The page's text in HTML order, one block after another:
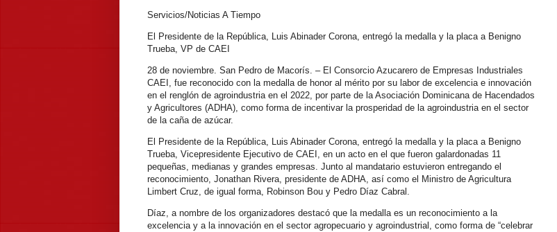
Servicios/Noticias A Tiempo
El Presidente de la República, Luis Abinader Corona, entregó la medalla y la placa a Benigno
Trueba, VP de CAEI
28 de noviembre. San Pedro de Macorís. – El Consorcio Azucarero de Empresas Industriales
CAEI, fue reconocido con la medalla de honor al mérito por su labor de excelencia e innovación
en el renglón de agroindustria en el 2022, por parte de la Asociación Dominicana de Hacendados
y Agricultores (ADHA), como forma de incentivar la prosperidad de la agroindustria en el sector
de la caña de azúcar.
El Presidente de la República, Luis Abinader Corona, entregó la medalla y la placa a Benigno
Trueba, Vicepresidente Ejecutivo de CAEI, en un acto en el que fueron galardonadas 11
pequeñas, medianas y grandes empresas. Junto al mandatario estuvieron entregando el
reconocimiento, Jonathan Rivera, presidente de ADHA, así como el Ministro de Agricultura
Limbert Cruz, de igual forma, Robinson Bou y Pedro Díaz Cabral.
Díaz, a nombre de los organizadores destacó que la medalla es un reconocimiento a la
excelencia y a la innovación en el sector agropecuario y agroindustrial, como forma de “celebrar